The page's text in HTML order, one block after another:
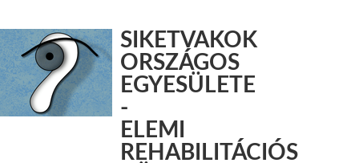
SIKETVAKOK
ORSZÁGOS
EGYESÜLETE
-
ELEMI
REHABILITÁCIÓS